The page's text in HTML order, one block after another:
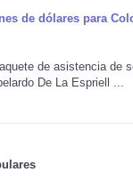
de dólares para
de asistencia
De La Espriell ...